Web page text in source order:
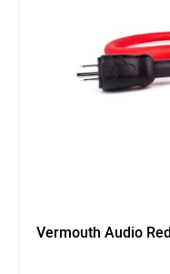
Vermouth Audio